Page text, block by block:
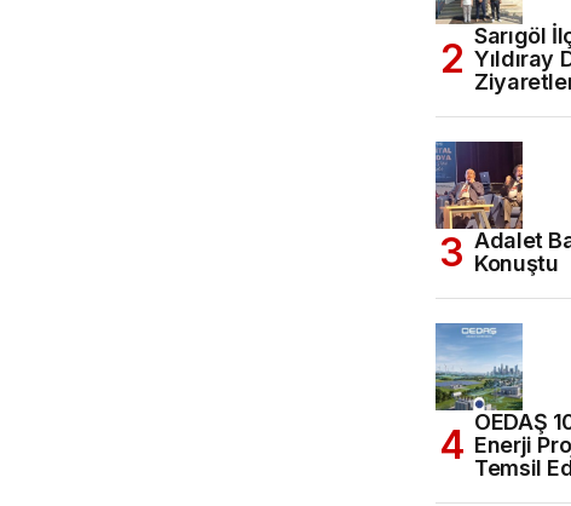
Sarıgöl
Yıldıray
Adalet
Konuştu
OEDAŞ
Enerji
Temsil